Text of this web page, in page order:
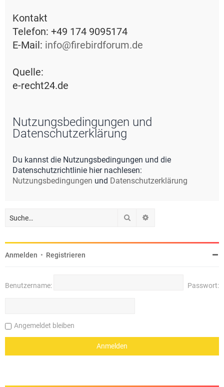
Kontakt
Telefon: +49 174 9095174
E-Mail: info@firebirdforum.de
Quelle:
e-recht24.de
Nutzungsbedingungen und
Datenschutzerklärung
Du kannst die Nutzungsbedingungen und die
Datenschutzrichtlinie hier nachlesen:
Nutzungsbedingungen und Datenschutzerklärung
Suche
Anmelden • Registrieren
Benutzername: Passwort:
Angemeldet bleiben